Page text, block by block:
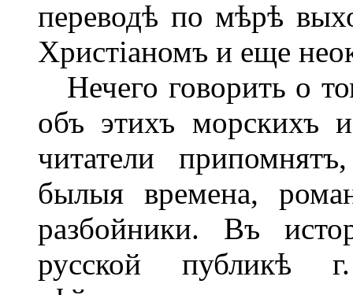
переводѣ по мѣрѣ
Христіаномъ и еще
Нечего говорить о
объ этихъ морскихъ
читатели
былыя времена,
разбойники. Въ
русской публикѣ